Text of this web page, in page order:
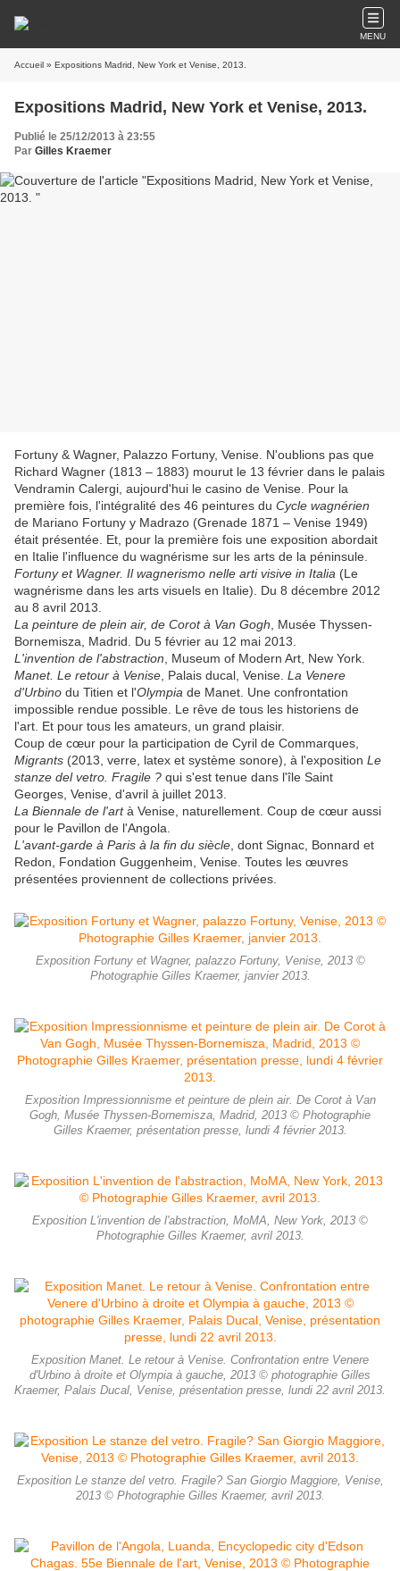
MENU
Accueil » Expositions Madrid, New York et Venise, 2013.
Expositions Madrid, New York et Venise, 2013.
Publié le 25/12/2013 à 23:55
Par Gilles Kraemer
Fortuny & Wagner, Palazzo Fortuny, Venise. N'oublions pas que
Richard Wagner (1813 – 1883) mourut le 13 février dans le palais
Vendramin Calergi, aujourd'hui le casino de Venise. Pour la
première fois, l'intégralité des 46 peintures du Cycle wagnérien
de Mariano Fortuny y Madrazo (Grenade 1871 – Venise 1949)
était présentée. Et, pour la première fois une exposition abordait
en Italie l'influence du wagnérisme sur les arts de la péninsule.
Fortuny et Wagner. Il wagnerismo nelle arti visive in Italia (Le
wagnérisme dans les arts visuels en Italie). Du 8 décembre 2012
au 8 avril 2013.
La peinture de plein air, de Corot à Van Gogh , Musée Thyssen-
Bornemisza, Madrid. Du 5 février au 12 mai 2013.
L'invention de l'abstraction , Museum of Modern Art, New York.
Manet. Le retour à Venise , Palais ducal, Venise. La Venere
d'Urbino du Titien et l'Olympia de Manet. Une confrontation
impossible rendue possible. Le rêve de tous les historiens de
l'art. Et pour tous les amateurs, un grand plaisir.
Coup de cœur pour la participation de Cyril de Commarques,
Migrants (2013, verre, latex et système sonore), à l'exposition Le
stanze del vetro. Fragile ? qui s'est tenue dans l'île Saint
Georges, Venise, d'avril à juillet 2013.
La Biennale de l'artà Venise, naturellement. Coup de cœur aussi
pour le Pavillon de l'Angola.
L'avant-garde à Paris à la fin du siècle , dont Signac, Bonnard et
Redon, Fondation Guggenheim, Venise. Toutes les œuvres
présentées proviennent de collections privées.
Exposition Fortuny et Wagner, palazzo Fortuny, Venise, 2013 ©
Photographie Gilles Kraemer, janvier 2013.
Exposition Impressionnisme et peinture de plein air. De Corot à Van
Gogh, Musée Thyssen-Bornemisza, Madrid, 2013 © Photographie
Gilles Kraemer, présentation presse, lundi 4 février 2013.
Exposition L'invention de l'abstraction, MoMA, New York, 2013 ©
Photographie Gilles Kraemer, avril 2013.
Exposition Manet. Le retour à Venise. Confrontation entre Venere
d'Urbino à droite et Olympia à gauche, 2013 © photographie Gilles
Kraemer, Palais Ducal, Venise, présentation presse, lundi 22 avril 2013.
Exposition Le stanze del vetro. Fragile? San Giorgio Maggiore, Venise,
2013 © Photographie Gilles Kraemer, avril 2013.